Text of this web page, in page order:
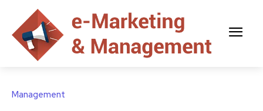
Management